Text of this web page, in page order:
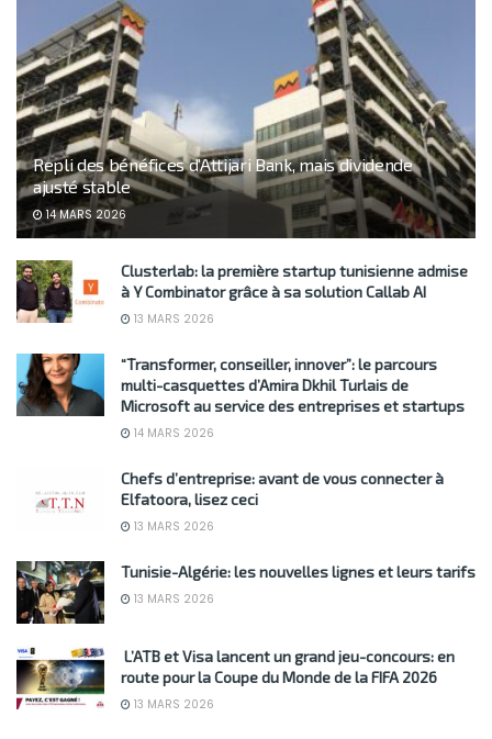
Repli des bénéfices d’Attijari Bank, mais dividende
ajusté stable
14 MARS 2026
Clusterlab: la première startup tunisienne admise
à Y Combinator grâce à sa solution Callab AI
13 MARS 2026
“Transformer, conseiller, innover”: le parcours
multi-casquettes d’Amira Dkhil Turlais de
Microsoft au service des entreprises et startups
14 MARS 2026
Chefs d’entreprise: avant de vous connecter à
Elfatoora, lisez ceci
13 MARS 2026
Tunisie-Algérie: les nouvelles lignes et leurs tarifs
13 MARS 2026
L’ATB et Visa lancent un grand jeu-concours: en
route pour la Coupe du Monde de la FIFA 2026
13 MARS 2026